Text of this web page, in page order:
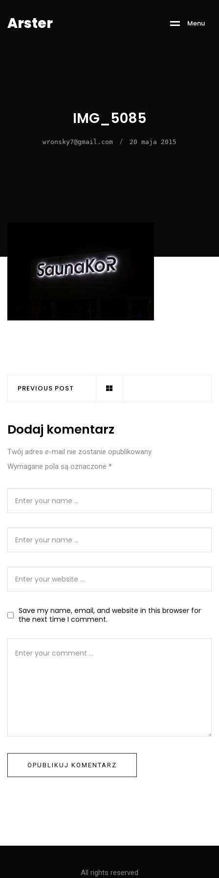
Arster Menu
IMG_5085
wronsky7@gmail.com / 20 maja 2015
PREVIOUS POST
Dodaj komentarz
Twój adres e-mail nie zostanie opublikowany.
Wymagane pola są oznaczone *
Save my name, email, and website in this browser for
the next time I comment.
All rights reserved